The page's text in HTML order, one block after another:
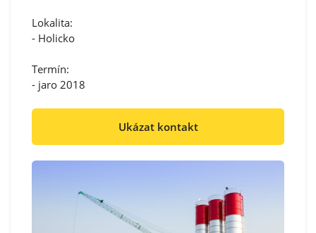
Lokalita:
- Holicko
Termín:
- jaro 2018
Ukázat kontakt